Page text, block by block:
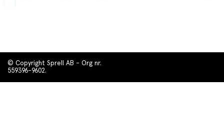
© Copyright Sprell AB - Org nr.
559396-9602.